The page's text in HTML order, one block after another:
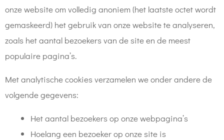
onze website om volledig anoniem (het laatste octet wordt
gemaskeerd) het gebruik van onze website te analyseren,
zoals het aantal bezoekers van de site en de meest
populaire pagina’s.
Met analytische cookies verzamelen we onder andere de
volgende gegevens:
Het aantal bezoekers op onze webpagina’s
Hoelang een bezoeker op onze site is